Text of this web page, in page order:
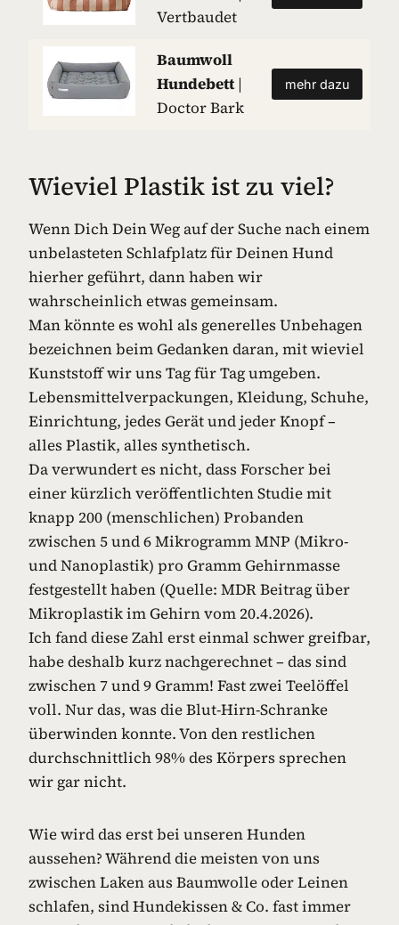
Vertbaudet
Baumwoll
Hundebett|
Doctor Bark
mehr dazu
Wieviel Plastik ist zu viel?
Wenn Dich Dein Weg auf der Suche nach einem
unbelasteten Schlafplatz für Deinen Hund
hierher geführt, dann haben wir
wahrscheinlich etwas gemeinsam.
Man könnte es wohl als generelles Unbehagen
bezeichnen beim Gedanken daran, mit wieviel
Kunststoff wir uns Tag für Tag umgeben.
Lebensmittelverpackungen, Kleidung, Schuhe,
Einrichtung, jedes Gerät und jeder Knopf –
alles Plastik, alles synthetisch.
Da verwundert es nicht, dass Forscher bei
einer kürzlich veröffentlichten Studie mit
knapp 200 (menschlichen) Probanden
zwischen 5 und 6 Mikrogramm MNP (Mikro-
und Nanoplastik) pro Gramm Gehirnmasse
festgestellt haben (Quelle: MDR Beitrag über
Mikroplastik im Gehirn vom 20.4.2026).
Ich fand diese Zahl erst einmal schwer greifbar,
habe deshalb kurz nachgerechnet – das sind
zwischen 7 und 9 Gramm! Fast zwei Teelöffel
voll. Nur das, was die Blut-Hirn-Schranke
überwinden konnte. Von den restlichen
durchschnittlich 98% des Körpers sprechen
wir gar nicht.
Wie wird das erst bei unseren Hunden
aussehen? Während die meisten von uns
zwischen Laken aus Baumwolle oder Leinen
schlafen, sind Hundekissen & Co. fast immer